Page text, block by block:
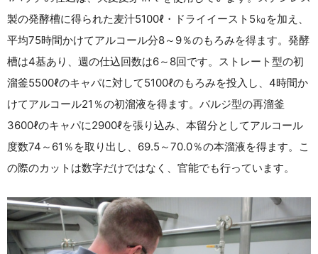
製の発酵槽に得られた麦汁5100ℓ・ドライイースト5㎏を加え、
平均75時間かけてアルコール分8～9％のもろみを得ます。発酵
槽は4基あり、週の仕込回数は6～8回です。ストレート型の初
溜釜5500ℓのキャパに対して5100ℓのもろみを投入し、4時間か
けてアルコール21％の初溜液を得ます。バルジ型の再溜釜
3600ℓのキャパに2900ℓを張り込み、本留分としてアルコール
度数74～61％を取り出し、69.5～70.0％の本溜液を得ます。こ
の際のカットは数字だけではなく、官能でも行っています。